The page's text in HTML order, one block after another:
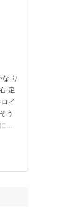
り
足
イ
う
右
の